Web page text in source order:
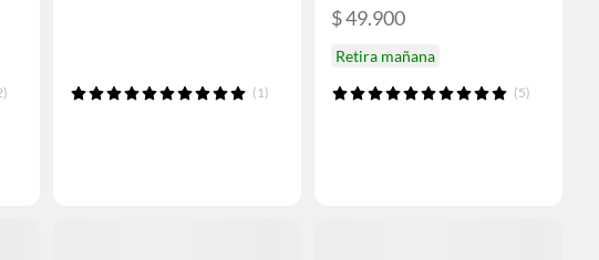
(1)
$ 49.900
Retira mañana
(5)